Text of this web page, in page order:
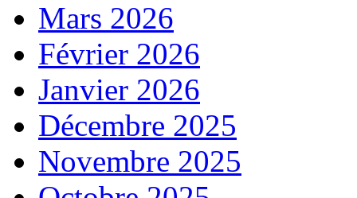
Mars 2026
Février 2026
Janvier 2026
Décembre 2025
Novembre 2025